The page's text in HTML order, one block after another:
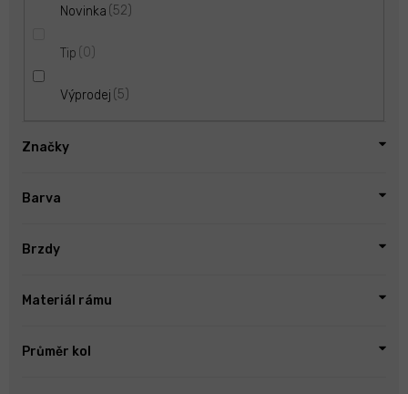
Novinka 52
Tip 0
Výprodej 5
Značky
Barva
Brzdy
Materiál rámu
Průměr kol